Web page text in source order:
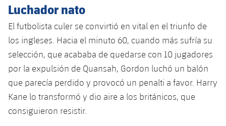
Palau Blaugrana
Estadi Johan Cruyff
Barça Cafe
Ciutat Esportiva
plusicon
más
plusicon
más
SUB10 A
SUB10 B
SUB9 A
SUB9 B
Jugadores
Fotos
Historia
Palmarés
Cadete B
Infantil A
Infantil B
Mini
Calendario
Resultados
Clasificaciones
Jugadores
Actualidad
Calendario
Resultados
Clasificaciones
Jugadores
Base
Actualidad
Juvenil
Cadete A
Cadete B
PLUSICON
MÁS
Primer equipo
plusicon
más
Actualidad
Barça Atlètic
plusicon
más
Luchador nato
El futbolista culer se convirtió en vital en el triunfo de
los ingleses. Hacia el minuto 60, cuando más sufría su
selección, que acababa de quedarse con 10 jugadores
por la expulsión de Quansah, Gordon luchó un balón
que parecía perdido y provocó un penalti a favor. Harry
Kane lo transformó y dio aire a los británicos, que
consiguieron resistir.